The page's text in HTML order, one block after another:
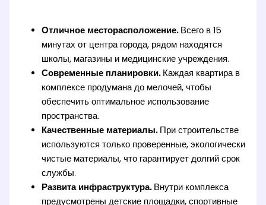
Отличное месторасположение.Всего в 15
минутах от центра города, рядом находятся
школы, магазины и медицинские учреждения.
Современные планировки.Каждая квартира в
комплексе продумана до мелочей, чтобы
обеспечить оптимальное использование
пространства.
Качественные материалы.При строительстве
используются только проверенные, экологически
чистые материалы, что гарантирует долгий срок
службы.
Развита инфраструктура.Внутри комплекса
предусмотрены детские площадки, спортивные